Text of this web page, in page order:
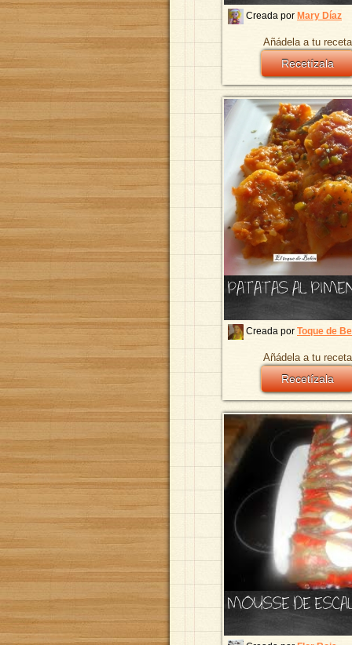
Creada por Mary Díaz
Añádela a tu
Recetízala
PATATAS AL
Creada por Toque de
Añádela a tu
Recetízala
MOUSSE DE